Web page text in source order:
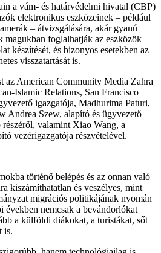
a vám- és határvédelmi hivatal (CBP)
elektronikus eszközeinek – például
– átvizsgálására, akár gyanú
magukban foglalhatják az eszközök
készítését, és bizonyos esetekben az
visszatartását is.
az American Community Media Zahra
Islamic Relations, San Francisco
igazgatója, Madhurima Paturi,
Andrea Szew, alapító és ügyvezető
valamint Xiao Wang, a
vezérigazgatója részvételével.
történő belépés és az onnan való
kiszámíthatatlan és veszélyes, mint
migrációs politikájának nyomán
években nemcsak a bevándorlókat
a külföldi diákokat, a turistákat, sőt
is.